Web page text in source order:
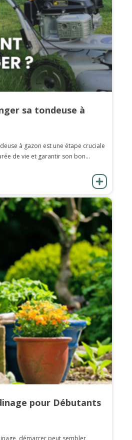
sa tondeuse à
à gazon est une étape cruciale
de vie et garantir son bon...
pour Débutants
démarrer peut sembler